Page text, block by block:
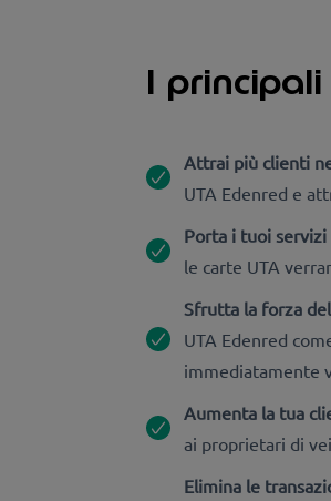
I
Attrai più clienti
UTA Edenred e
Porta i tuoi
le carte UTA
Sfrutta la forza
UTA Edenred
immediatamente
Aumenta la tua
ai proprietari di
Elimina le